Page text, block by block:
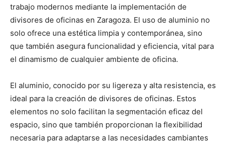
trabajo modernos mediante la implementación de
divisores de oficinas en Zaragoza. El uso de aluminio no
solo ofrece una estética limpia y contemporánea, sino
que también asegura funcionalidad y eficiencia, vital para
el dinamismo de cualquier ambiente de oficina.
El aluminio, conocido por su ligereza y alta resistencia, es
ideal para la creación de divisores de oficinas. Estos
elementos no solo facilitan la segmentación eficaz del
espacio, sino que también proporcionan la flexibilidad
necesaria para adaptarse a las necesidades cambiantes